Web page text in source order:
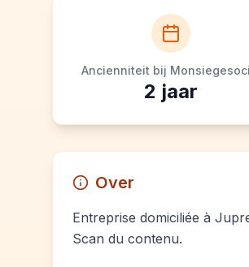
Ancienniteit bij
2 jaar
Over
Entreprise domiciliée à
Scan du contenu.